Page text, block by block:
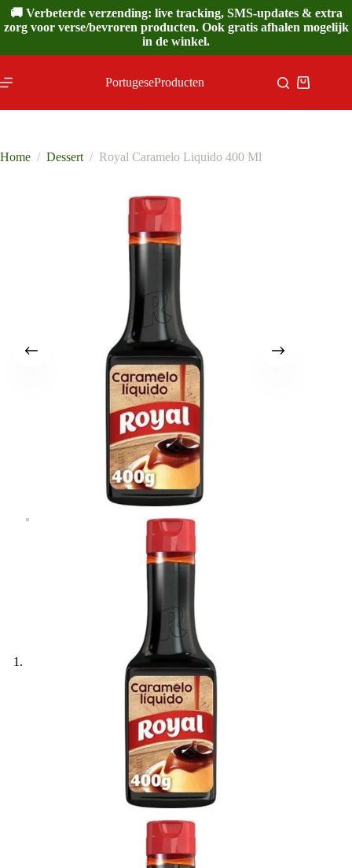
Ga
naar
de
🚚 Verbeterde verzending: live tracking, SMS-updates & extra
zorg voor verse/bevroren producten. Ook gratis afhalen mogelijk
in de winkel.
PortugeseProducten
Home / Dessert / Royal Caramelo Liquido 400 Ml